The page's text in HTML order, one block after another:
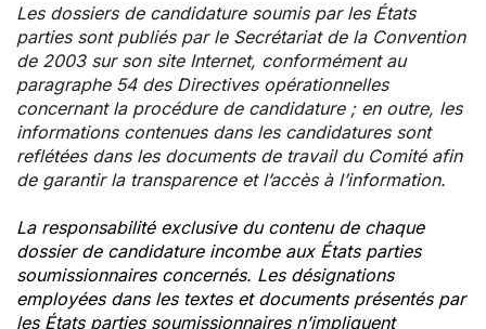
Les dossiers de candidature soumis par les États
parties sont publiés par le Secrétariat de la Convention
de 2003 sur son site Internet, conformément au
paragraphe 54 des Directives opérationnelles
concernant la procédure de candidature ; en outre, les
informations contenues dans les candidatures sont
reflétées dans les documents de travail du Comité afin
de garantir la transparence et l’accès à l’information.
La responsabilité exclusive du contenu de chaque
dossier de candidature incombe aux États parties
soumissionnaires concernés. Les désignations
employées dans les textes et documents présentés par
les États parties soumissionnaires n’impliquent